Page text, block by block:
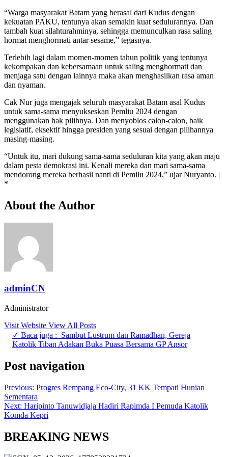
“Warga masyarakat Batam yang berasal dari Kudus dengan
kekuatan PAKU, tentunya akan semakin kuat sedulurannya. Dan
tambah kuat silahturahminya, sehingga memunculkan rasa saling
hormat menghormati antar sesame,” tegasnya.
Terlebih lagi dalam momen-momen tahun politik yang tentunya
kekompakan dan kebersamaan untuk saling menghormati dan
menjaga satu dengan lainnya maka akan menghasilkan rasa aman
dan nyaman.
Cak Nur juga mengajak seluruh masyarakat Batam asal Kudus
untuk sama-sama menyukseskan Pemliu 2024 dengan
menggunakan hak pilihnya. Dan menyoblos calon-calon, baik
legislatif, eksektif hingga presiden yang sesuai dengan pilihannya
masing-masing.
“Untuk itu, mari dukung sama-sama seduluran kita yang akan maju
dalam pesta demokrasi ini. Kenali mereka dan mari sama-sama
mendorong mereka berhasil nanti di Pemilu 2024,” ujar Nuryanto. |
*
About the Author
adminCN
Administrator
Visit Website View All Posts
✓ Baca juga : Sambut Lustrum dan Ramadhan, Gereja
Katolik Tiban Adakan Buka Puasa Bersama GP Ansor
Post navigation
Previous: Progres Rempang Eco-City, 31 KK Tempati Hunian
Sementara
Next: Haripinto Tanuwidjaja Hadiri Rapimda I Pemuda Katolik
Komda Kepri
BREAKING NEWS